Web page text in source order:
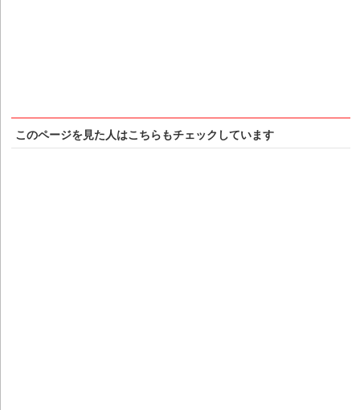
このページを見た人はこちらもチェックしています